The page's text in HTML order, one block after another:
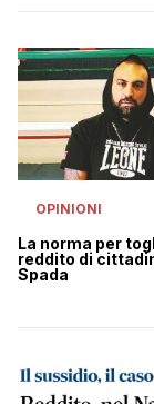
OPINIONI
La norma per
reddito di
Spada